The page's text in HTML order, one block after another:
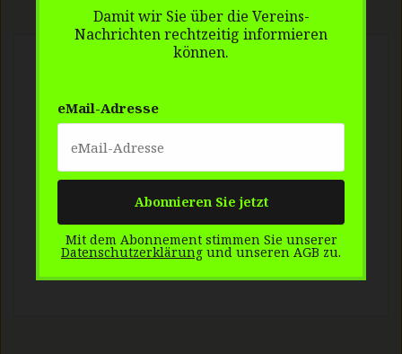
Forum Bienenweide am 16.2.18 in
Gengenbach
Imkerkurs 2018
Imkerkurs 2017
mit dem Jacobskreuzkraut
Imkerkurs 2016 beginnt am 12. Februar
Damit wir Sie über die Vereins-
Nachrichten rechtzeitig informieren
können.
eMail-Adresse
Mit dem Abonnement stimmen Sie unserer
Datenschutzerklärung und unseren AGB zu.